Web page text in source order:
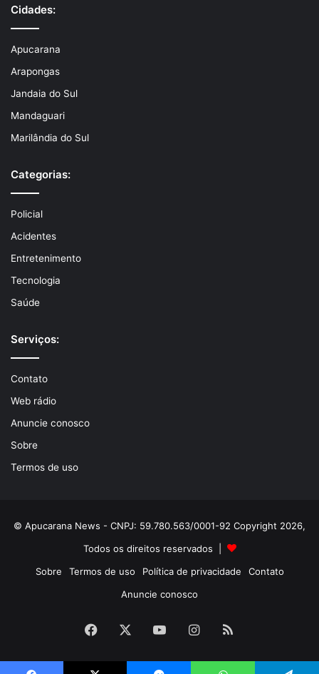
Cidades:
Apucarana
Arapongas
Jandaia do Sul
Mandaguari
Marilândia do Sul
Categorias:
Policial
Acidentes
Entretenimento
Tecnologia
Saúde
Serviços:
Contato
Web rádio
Anuncie conosco
Sobre
Termos de uso
© Apucarana News - CNPJ: 59.780.563/0001-92 Copyright 2026,
Todos os direitos reservados |
Sobre
Termos de uso Política de privacidade
Contato
Anuncie conosco
Facebook YouTubeInstagram
RSS